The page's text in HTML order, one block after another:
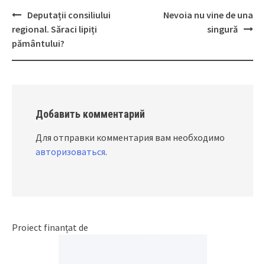
Post
navigation
Deputații consiliului
regional. Săraci lipiți
pământului?
Nevoia nu vine de una
singură
Добавить комментарий
Для отправки комментария вам необходимо
авторизоваться.
Proiect finanțat de